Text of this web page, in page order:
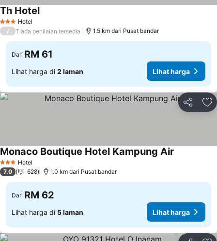
3 BintangHotel
Th Hotel
/ Tiada penilaian tersedia 1.5 km dari Pusat bandar
Dari RM 61
Lihat harga di 2 laman Lihat harga
Kongsi
3 BintangHotel
Monaco Boutique Hotel Kampung Air
7.0 628 1.0 km dari Pusat bandar
Dari RM 62
Lihat harga di 5 laman Lihat harga